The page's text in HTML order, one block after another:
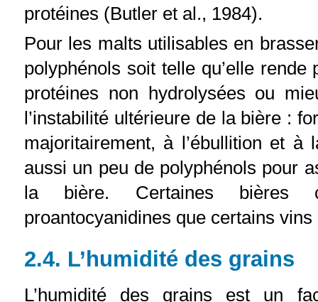
protéines (Butler et al., 1984).
Pour les malts utilisables en
polyphénols soit telle qu’elle
protéines non hydrolysées ou
l’instabilité ultérieure de la bière :
majoritairement, à l’ébullition et
aussi un peu de polyphénols pour
la bière. Certaines bières
proantocyanidines que certains
2.4. L’humidité des grains
L’humidité des grains est un